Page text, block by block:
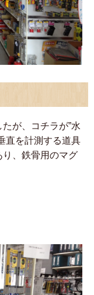
が、コチラが”水
直を計測する道具
、鉄骨用のマグ